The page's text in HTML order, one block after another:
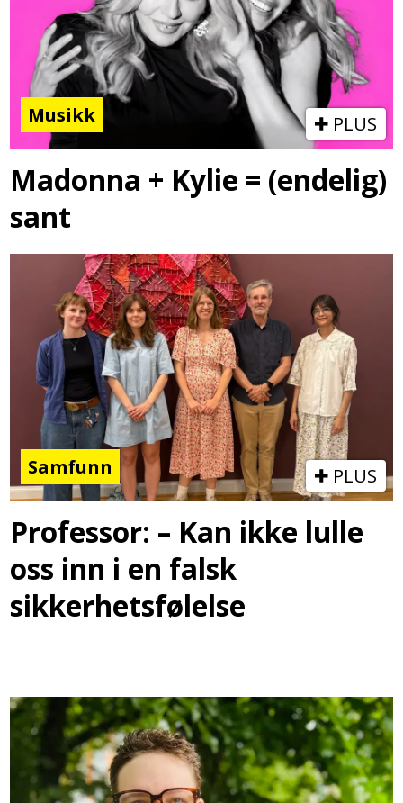
Musikk PLUS
Madonna + Kylie = (endelig)
sant
Samfunn PLUS
Professor: – Kan ikke lulle
oss inn i en falsk
sikkerhetsfølelse